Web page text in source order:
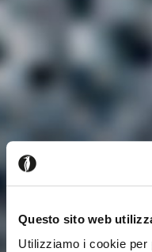
Questo sito web
Utilizziamo i cookie per